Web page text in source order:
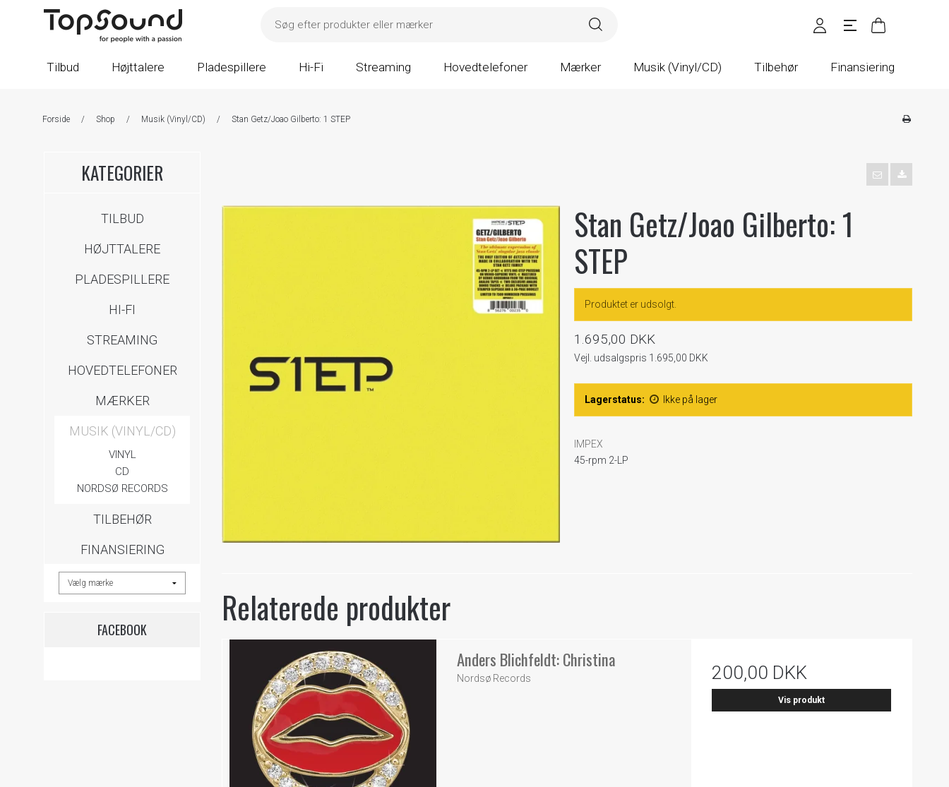
Tilbud Højttalere Pladespillere Hi-Fi Streaming Hovedtelefoner Mærker Musik (Vinyl/CD) Tilbehør Finansiering
Forside / Shop / Musik (Vinyl/CD) / Stan Getz/Joao Gilberto: 1 STEP
KATEGORIER
TILBUD
HØJTTALERE
PLADESPILLERE
HI-FI
STREAMING
HOVEDTELEFONER
MÆRKER
MUSIK (VINYL/CD)
VINYL
CD
NORDSØ RECORDS
TILBEHØR
FINANSIERING
FACEBOOK
Stan Getz/Joao Gilberto: 1
STEP
Produktet er udsolgt.
1.695,00 DKK
Vejl. udsalgspris 1.695,00 DKK
Lagerstatus: Ikke på lager
IMPEX
45-rpm 2-LP
Relaterede produkter
Anders Blichfeldt: Christina
Nordsø Records 200,00 DKK
Vis produkt